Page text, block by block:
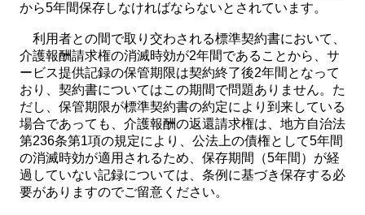
から5年間保存しなければならないとされています。
利用者との間で取り交わされる標準契約書において、
介護報酬請求権の消滅時効が2年間であることから、サ
ービス提供記録の保管期限は契約終了後2年間となって
おり、契約書についてはこの期間で問題ありません。た
だし、保管期限が標準契約書の約定により到来している
場合であっても、介護報酬の返還請求権は、地方自治法
第236条第1項の規定により、公法上の債権として5年間
の消滅時効が適用されるため、保存期間（5年間）が経
過していない記録については、条例に基づき保存する必
要がありますのでご留意ください。